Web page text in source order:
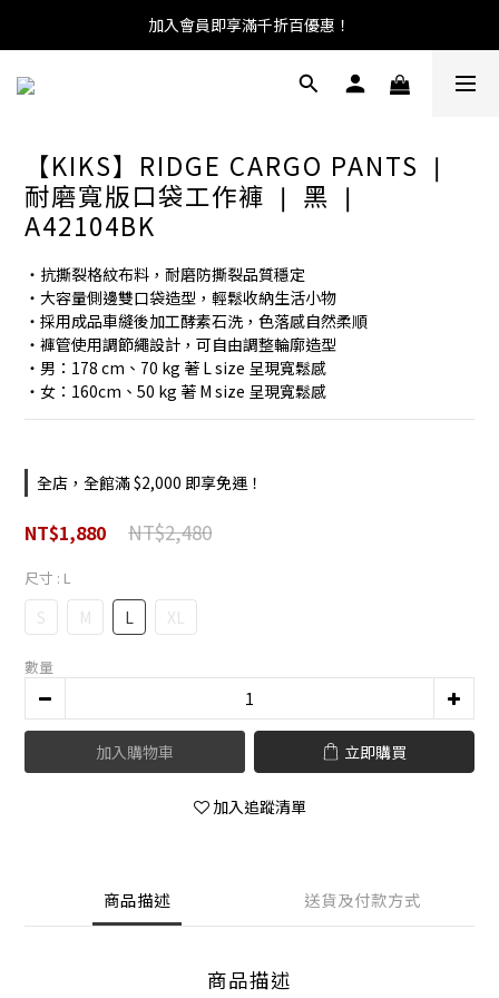
加入會員即享滿千折百優惠！
【KIKS】RIDGE CARGO PANTS ❘
耐磨寬版口袋工作褲 ❘ 黑 ❘
A42104BK
・抗撕裂格紋布料，耐磨防撕裂品質穩定
・大容量側邊雙口袋造型，輕鬆收納生活小物
・採用成品車縫後加工酵素石洗，色落感自然柔順
・褲管使用調節繩設計，可自由調整輪廓造型
・男：178 cm、70 kg 著 L size 呈現寬鬆感
・女：160cm、50 kg 著 M size 呈現寬鬆感
全店，全館滿 $2,000 即享免運！
NT$1,880 NT$2,480
尺寸 : L
S M L XL
數量
加入購物車 立即購買
加入追蹤清單
商品描述 送貨及付款方式
商品描述